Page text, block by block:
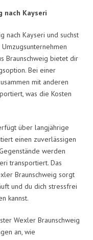
nach Kayseri
nach Kayseri und suchst
Braunschweig bietet dir
Bei einer
mit anderen
was die Kosten
über langjährige
einen zuverlässigen
werden
transportiert. Das
Braunschweig sorgt
und du dich stressfrei
kannst.
Wexler Braunschweig
an, wie